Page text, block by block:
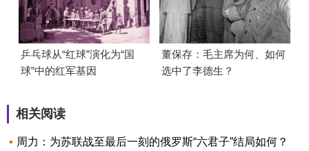
乒乓球从“红球”演化为“国
球”中的红军基因
董保存：毛主席为何、如何
选中了李德生？
相关阅读
周力：为苏联战至最后一刻的俄罗斯“六君子”结局如何？